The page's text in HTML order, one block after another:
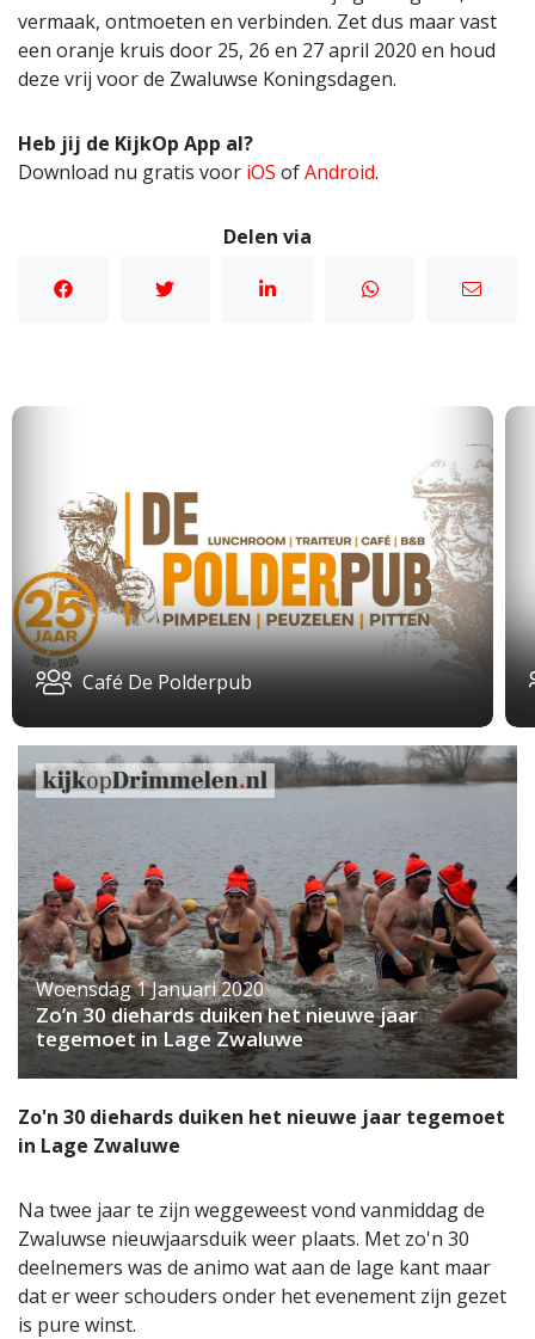
vermaak, ontmoeten en verbinden. Zet dus maar vast
een oranje kruis door 25, 26 en 27 april 2020 en houd
deze vrij voor de Zwaluwse Koningsdagen.
Heb jij de KijkOp App al?
Download nu gratis voor iOS ofAndroid.
Delen via
Café De Polderpub
Woensdag 1 Januari 2020
Zo’n 30 diehards duiken het nieuwe jaar
tegemoet in Lage Zwaluwe
Zo'n 30 diehards duiken het nieuwe jaar tegemoet
in Lage Zwaluwe
Na twee jaar te zijn weggeweest vond vanmiddag de
Zwaluwse nieuwjaarsduik weer plaats. Met zo'n 30
deelnemers was de animo wat aan de lage kant maar
dat er weer schouders onder het evenement zijn gezet
is pure winst.